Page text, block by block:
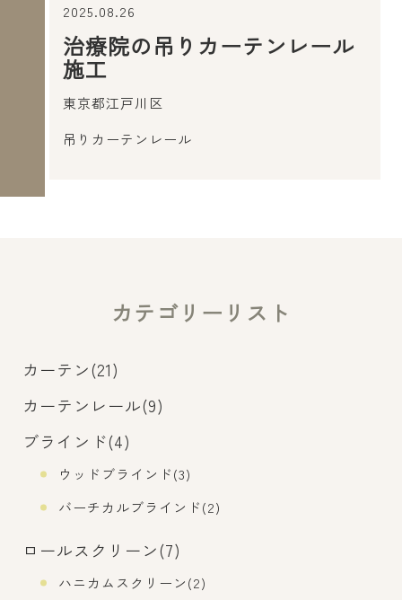
カテゴリーリスト
カーテン(21)
カーテンレール(9)
ブラインド(4)
ウッドブラインド(3)
バーチカルブラインド(2)
ロールスクリーン(7)
ハニカムスクリーン(2)
治療院の吊りカーテンレール
施工
2025.08.26
東京都江戸川区
吊りカーテンレール